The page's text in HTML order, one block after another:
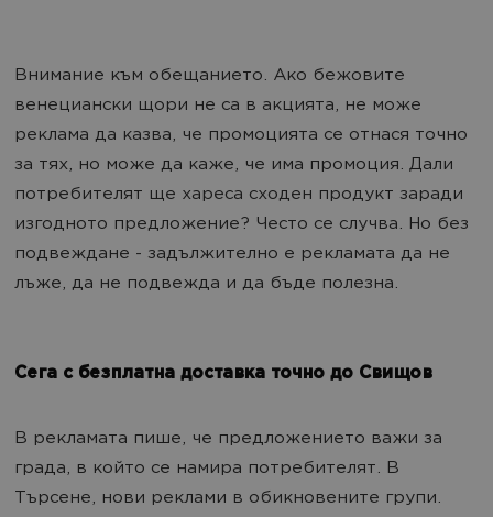
Внимание към обещанието. Ако бежовите
венециански щори не са в акцията, не може
реклама да казва, че промоцията се отнася точно
за тях, но може да каже, че има промоция. Дали
потребителят ще хареса сходен продукт заради
изгодното предложение? Често се случва. Но без
подвеждане - задължително е рекламата да не
лъже, да не подвежда и да бъде полезна.
Сега с безплатна доставка точно до Свищов
В рекламата пише, че предложението важи за
града, в който се намира потребителят. В
Търсене, нови реклами в обикновените групи.